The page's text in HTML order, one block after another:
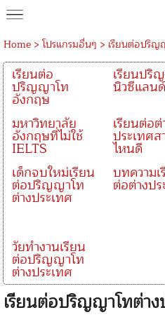
Home> โปรแกรมอื่นๆ > เรียนต่อปริญ
เรียนต่อ
ปริญญาโท
อังกฤษ
เรียนปริ
นิวซีแลนด์
มหาวิทยาลัย
อังกฤษที่ไม่ใช้
IELTS
เรียนต่อต่
ประเทศส
ไหนดี
เด็กจบใหม่เรียน
ต่อปริญญาโท
ต่างประเทศ
บทความ
ต่อต่างป
วัยทำงานเรียน
ต่อปริญญาโท
ต่างประเทศ
เรียนต่อปริญญาโทต่าง